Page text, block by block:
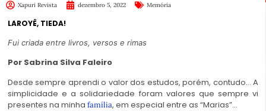
Xapuri Revista dezembro 5, 2022 Memória
LAROYÊ, TIEDA!
Fui criada entre livros, versos e rimas
Por Sabrina Silva Faleiro
Desde sempre aprendi o valor dos estudos, porém, contudo… A
simplicidade e a solidariedade foram valores que sempre vi
presentes na minha família, em especial entre as “Marias”…